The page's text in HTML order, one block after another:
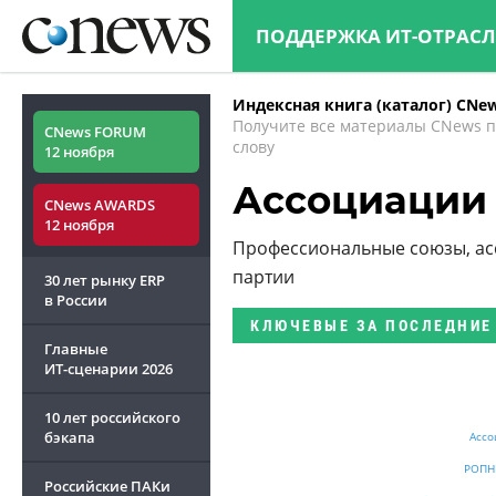
ПОДДЕРЖКА ИТ-
CNews FORUM
12 ноября
CNews AWARDS
12 ноября
30 лет рынку ERP
в России
Главные
ИТ-сценарии 2026
10 лет российского
бэкапа
Российские ПАКи
Индексная книга (каталог)
Получите все материалы CNews
слову
Ассоциации
Профессиональные союзы,
партии
КЛЮЧЕВЫЕ ЗА ПОСЛЕДНИЕ